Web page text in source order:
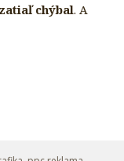
chýbal. A